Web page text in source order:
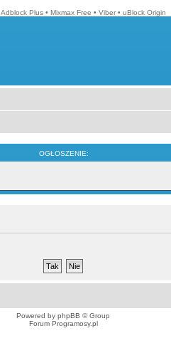
Adblock Plus • Mixmax Free • Viber • uBlock Origin
OGŁOSZENIE:
Powered by phpBB © Group
Forum Programosy.pl